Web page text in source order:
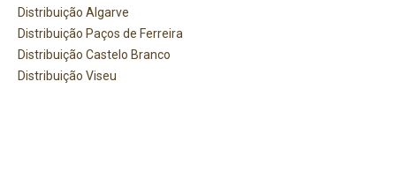
Distribuição Algarve
Distribuição Paços de Ferreira
Distribuição Castelo Branco
Distribuição Viseu